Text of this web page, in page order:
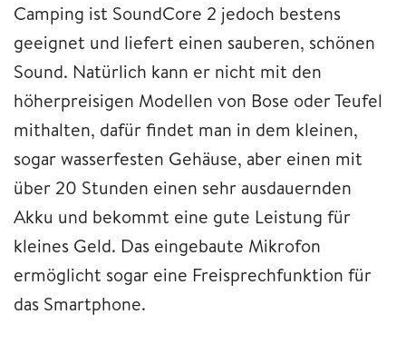
Camping ist SoundCore 2 jedoch bestens
geeignet und liefert einen sauberen, schönen
Sound. Natürlich kann er nicht mit den
höherpreisigen Modellen von Bose oder Teufel
mithalten, dafür findet man in dem kleinen,
sogar wasserfesten Gehäuse, aber einen mit
über 20 Stunden einen sehr ausdauernden
Akku und bekommt eine gute Leistung für
kleines Geld. Das eingebaute Mikrofon
ermöglicht sogar eine Freisprechfunktion für
das Smartphone.